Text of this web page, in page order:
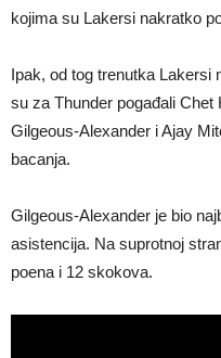
kojima su Lakersi nakratko
Ipak, od tog trenutka Lakersi
su za Thunder pogađali
Gilgeous-Alexander i Ajay
bacanja.
Gilgeous-Alexander je bio
asistencija. Na suprotnoj
poena i 12 skokova.